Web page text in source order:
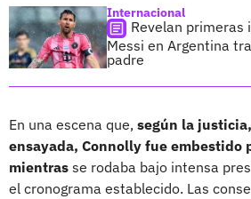
Internacional
Revelan primeras
Messi en Argentina
padre
En una escena que, según la
ensayada, Connolly fue embestido
mientras se rodaba bajo intensa
el cronograma establecido. Las